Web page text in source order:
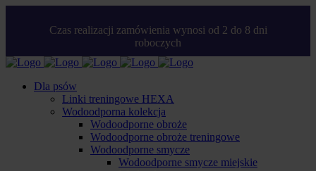
Czas realizacji zamówienia wynosi od 2 do 8 dni
roboczych
Dla psów
Linki treningowe HEXA
Wodoodporna kolekcja
Wodoodporne obroże
Wodoodporne obroże treningowe
Wodoodporne smycze
Wodoodporne smycze miejskie